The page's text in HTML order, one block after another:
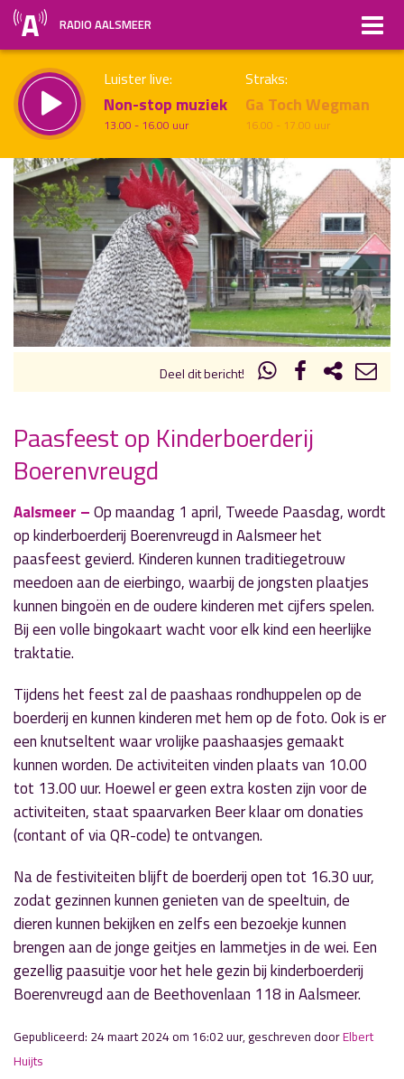
RADIO AALSMEER
Luister live:
Non-stop muziek
13.00 - 16.00 uur
Straks:
Ga Toch Wegman
16.00 - 17.00 uur
Vorig uur uur 1 van x Volgend uur
Inklappen
Deel dit bericht!
« Vorig nieuwsbericht
Dit jaar geen tweede editie 'Live on The Rock'
24 maart 2024
» Volgend nieuwsbericht
Sportuitslagen zondag 24 maart
24 maart 2024
Paasfeest op Kinderboerderij
Boerenvreugd
Aalsmeer –Op maandag 1 april, Tweede Paasdag, wordt
op kinderboerderij Boerenvreugd in Aalsmeer het
paasfeest gevierd. Kinderen kunnen traditiegetrouw
meedoen aan de eierbingo, waarbij de jongsten plaatjes
kunnen bingoën en de oudere kinderen met cijfers spelen.
Bij een volle bingokaart wacht voor elk kind een heerlijke
traktatie.
Tijdens het feest zal de paashaas rondhuppelen op de
boerderij en kunnen kinderen met hem op de foto. Ook is er
een knutseltent waar vrolijke paashaasjes gemaakt
kunnen worden. De activiteiten vinden plaats van 10.00
tot 13.00 uur. Hoewel er geen extra kosten zijn voor de
activiteiten, staat spaarvarken Beer klaar om donaties
(contant of via QR-code) te ontvangen.
Na de festiviteiten blijft de boerderij open tot 16.30 uur,
zodat gezinnen kunnen genieten van de speeltuin, de
dieren kunnen bekijken en zelfs een bezoekje kunnen
brengen aan de jonge geitjes en lammetjes in de wei. Een
gezellig paasuitje voor het hele gezin bij kinderboerderij
Boerenvreugd aan de Beethovenlaan 118 in Aalsmeer.
Gepubliceerd: 24 maart 2024 om 16:02 uur, geschreven doorElbert
Huijts